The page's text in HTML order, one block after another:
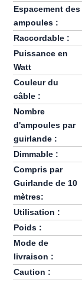
Espacement des
ampoules :
Raccordable :
Puissance en
Watt
Couleur du
câble :
Nombre
d'ampoules par
guirlande :
Dimmable :
Compris par
Guirlande de 10
mètres:
Utilisation :
Poids :
Mode de
livraison :
Caution :